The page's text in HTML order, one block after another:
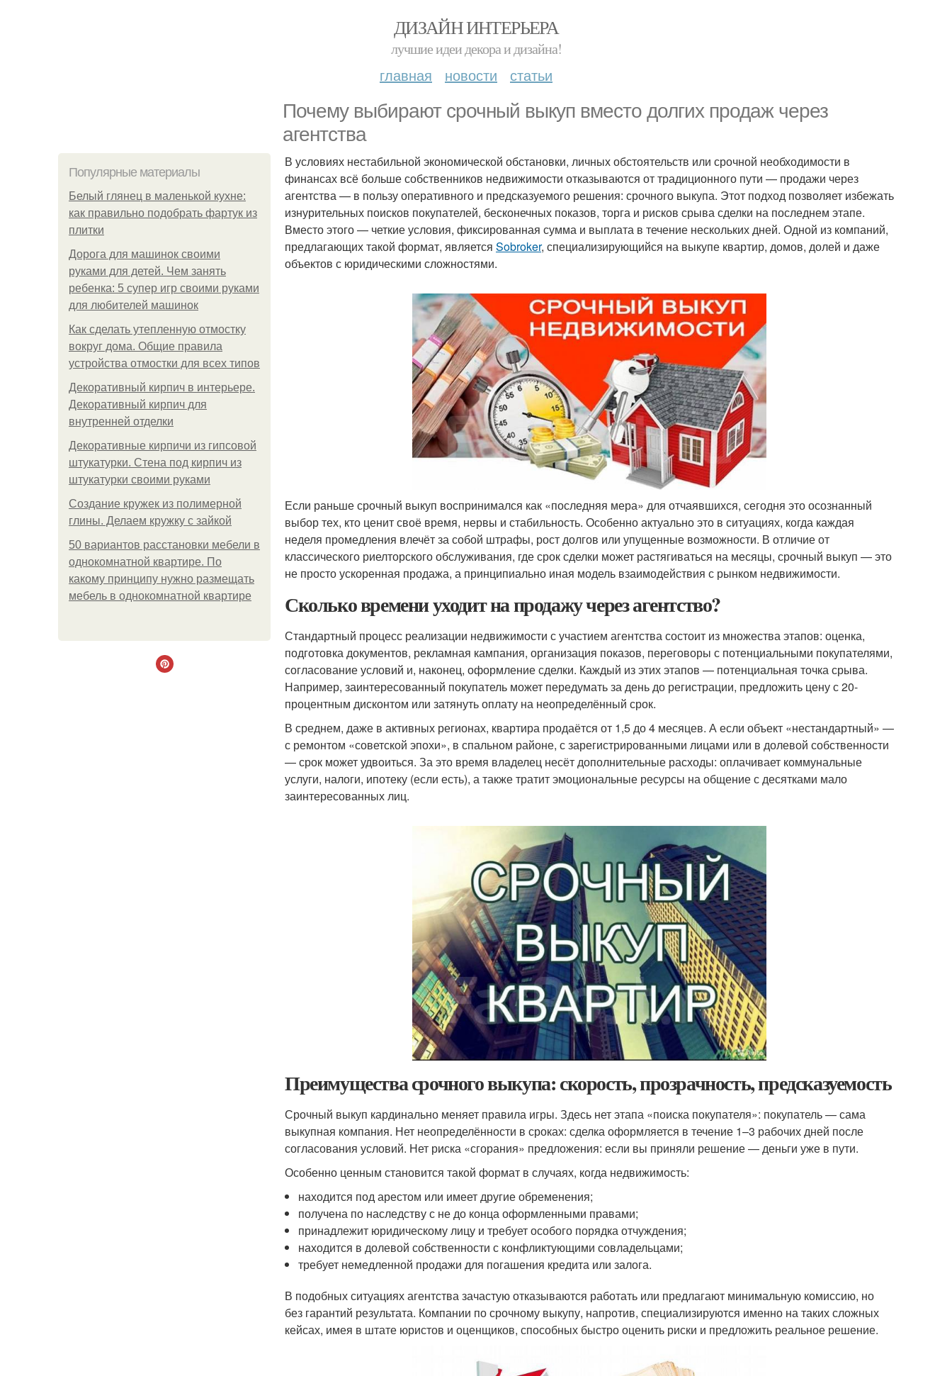
ДИЗАЙН ИНТЕРЬЕРА
лучшие идеи декора и дизайна!
главная новости статьи
Почему выбирают срочный выкуп вместо долгих продаж через
агентства
Популярные материалы
Белый глянец в маленькой кухне:
как правильно подобрать фартук из
плитки
Дорога для машинок своими
руками для детей. Чем занять
ребенка: 5 супер игр своими руками
для любителей машинок
Как сделать утепленную отмостку
вокруг дома. Общие правила
устройства отмостки для всех типов
Декоративный кирпич в интерьере.
Декоративный кирпич для
внутренней отделки
Декоративные кирпичи из гипсовой
штукатурки. Стена под кирпич из
штукатурки своими руками
Создание кружек из полимерной
глины. Делаем кружку с зайкой
50 вариантов расстановки мебели в
однокомнатной квартире. По
какому принципу нужно размещать
мебель в однокомнатной квартире
В условиях нестабильной экономической обстановки, личных обстоятельств или срочной необходимости в
финансах всё больше собственников недвижимости отказываются от традиционного пути — продажи через
агентства — в пользу оперативного и предсказуемого решения: срочного выкупа. Этот подход позволяет избежать
изнурительных поисков покупателей, бесконечных показов, торга и рисков срыва сделки на последнем этапе.
Вместо этого — четкие условия, фиксированная сумма и выплата в течение нескольких дней. Одной из компаний,
предлагающих такой формат, является Sobroker, специализирующийся на выкупе квартир, домов, долей и даже
объектов с юридическими сложностями.
Если раньше срочный выкуп воспринимался как «последняя мера» для отчаявшихся, сегодня это осознанный
выбор тех, кто ценит своё время, нервы и стабильность. Особенно актуально это в ситуациях, когда каждая
неделя промедления влечёт за собой штрафы, рост долгов или упущенные возможности. В отличие от
классического риелторского обслуживания, где срок сделки может растягиваться на месяцы, срочный выкуп — это
не просто ускоренная продажа, а принципиально иная модель взаимодействия с рынком недвижимости.
Сколько времени уходит на продажу через агентство?
Стандартный процесс реализации недвижимости с участием агентства состоит из множества этапов: оценка,
подготовка документов, рекламная кампания, организация показов, переговоры с потенциальными покупателями,
согласование условий и, наконец, оформление сделки. Каждый из этих этапов — потенциальная точка срыва.
Например, заинтересованный покупатель может передумать за день до регистрации, предложить цену с 20-
процентным дисконтом или затянуть оплату на неопределённый срок.
В среднем, даже в активных регионах, квартира продаётся от 1,5 до 4 месяцев. А если объект «нестандартный» —
с ремонтом «советской эпохи», в спальном районе, с зарегистрированными лицами или в долевой собственности
— срок может удвоиться. За это время владелец несёт дополнительные расходы: оплачивает коммунальные
услуги, налоги, ипотеку (если есть), а также тратит эмоциональные ресурсы на общение с десятками мало
заинтересованных лиц.
Преимущества срочного выкупа: скорость, прозрачность, предсказуемость
Срочный выкуп кардинально меняет правила игры. Здесь нет этапа «поиска покупателя»: покупатель — сама
выкупная компания. Нет неопределённости в сроках: сделка оформляется в течение 1–3 рабочих дней после
согласования условий. Нет риска «сгорания» предложения: если вы приняли решение — деньги уже в пути.
Особенно ценным становится такой формат в случаях, когда недвижимость:
находится под арестом или имеет другие обременения;
получена по наследству с не до конца оформленными правами;
принадлежит юридическому лицу и требует особого порядка отчуждения;
находится в долевой собственности с конфликтующими совладельцами;
требует немедленной продажи для погашения кредита или залога.
В подобных ситуациях агентства зачастую отказываются работать или предлагают минимальную комиссию, но
без гарантий результата. Компании по срочному выкупу, напротив, специализируются именно на таких сложных
кейсах, имея в штате юристов и оценщиков, способных быстро оценить риски и предложить реальное решение.